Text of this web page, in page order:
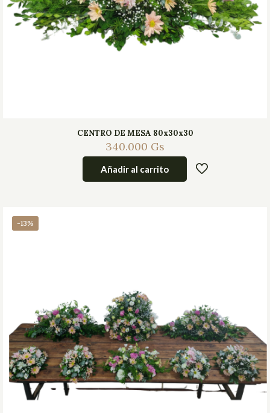
CENTRO DE MESA 80x30x30
340.000 Gs
Añadir al carrito
-13%